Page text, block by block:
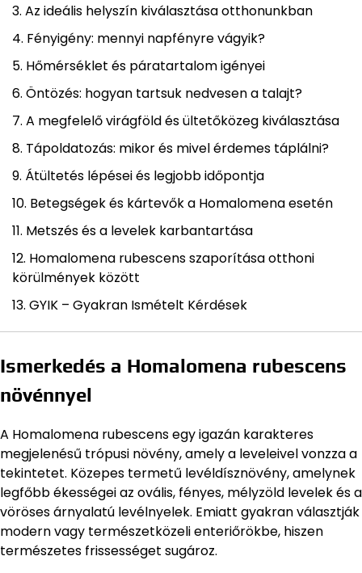
Az ideális helyszín kiválasztása otthonunkban
Fényigény: mennyi napfényre vágyik?
Hőmérséklet és páratartalom igényei
Öntözés: hogyan tartsuk nedvesen a talajt?
A megfelelő virágföld és ültetőközeg kiválasztása
Tápoldatozás: mikor és mivel érdemes táplálni?
Átültetés lépései és legjobb időpontja
Betegségek és kártevők a Homalomena esetén
Metszés és a levelek karbantartása
Homalomena rubescens szaporítása otthoni
körülmények között
GYIK – Gyakran Ismételt Kérdések
Ismerkedés a Homalomena rubescens
növénnyel
A Homalomena rubescens egy igazán karakteres
megjelenésű trópusi növény, amely a leveleivel vonzza a
tekintetet. Közepes termetű levéldísznövény, amelynek
legfőbb ékességei az ovális, fényes, mélyzöld levelek és a
vöröses árnyalatú levélnyelek. Emiatt gyakran választják
modern vagy természetközeli enteriőrökbe, hiszen
természetes frissességet sugároz.